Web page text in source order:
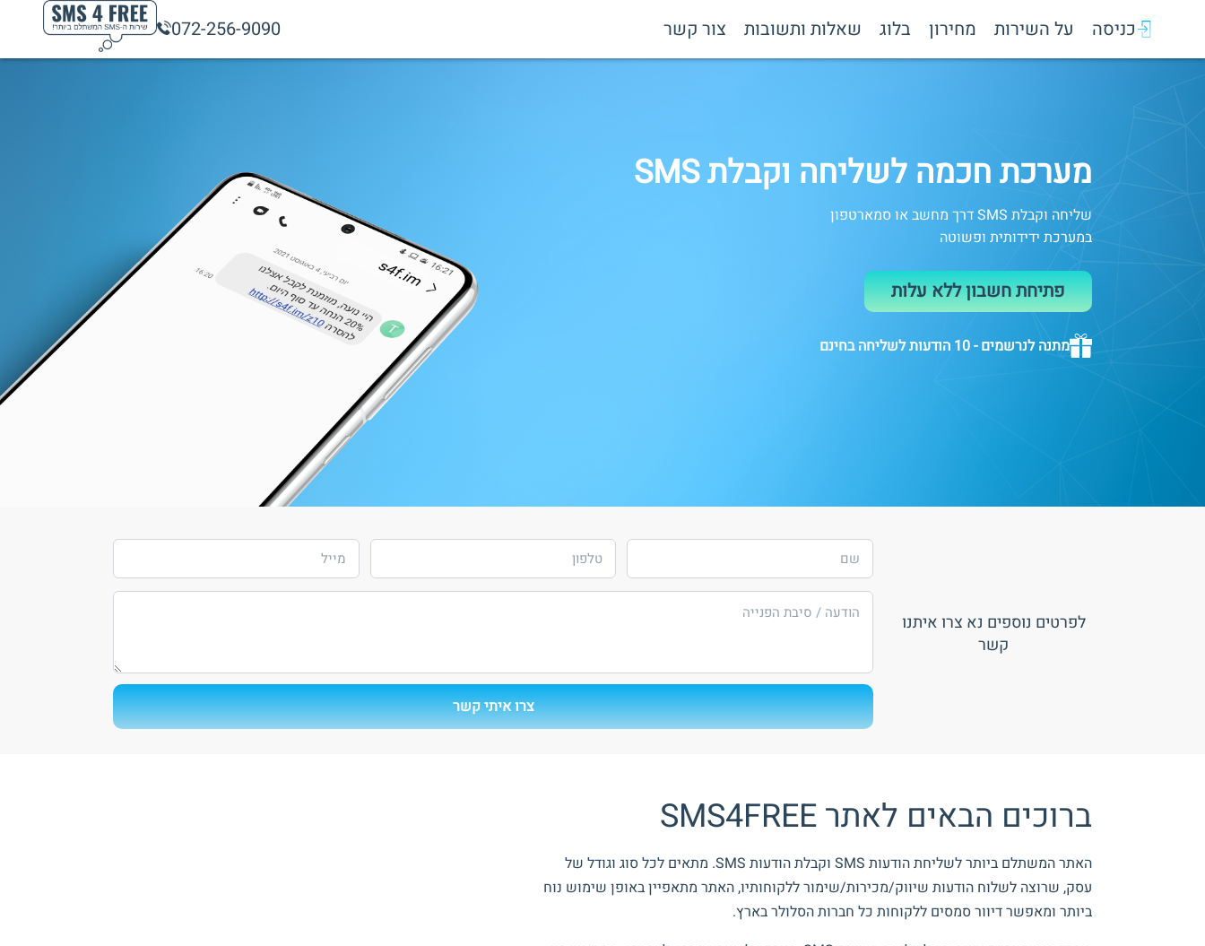
כניסה על השירות מחירון בלוג שאלות ותשובות צור קשר 072-256-9090
מערכת חכמה לשליחה וקבלת SMS
שליחה וקבלת SMSדרך מחשב או סמארטפון
במערכת ידידותית ופשוטה
פתיחת חשבון ללא עלות
מתנה לנרשמים - 10 הודעות לשליחה בחינם
לפרטים נוספים נא צרו איתנו
קשר
צרו איתי קשר
ברוכים הבאים לאתרSMS4FREE
האתר המשתלם ביותר לשליחת הודעות SMS וקבלת הודעות SMS. מתאים לכל סוג וגודל של
עסק, שרוצה לשלוח הודעות שיווק/מכירות/שימור ללקוחותיו, האתר מתאפיין באופן שימוש נוח
ביותר ומאפשר דיוור סמסים ללקוחות כל חברות הסלולר בארץ.